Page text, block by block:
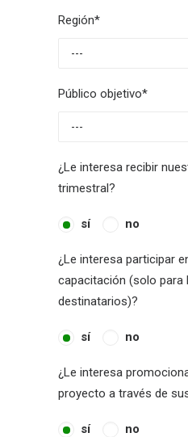
Región*
Público objetivo*
¿Le interesa recibir
trimestral?
sí no
¿Le interesa participar
capacitación (solo para
destinatarios)?
sí no
¿Le interesa
proyecto a través de
sí no